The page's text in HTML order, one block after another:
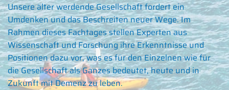
Unsere älter werdende Gesellschaft fordert ein
Umdenken und das Beschreiten neuer Wege. Im
Rahmen dieses Fachtages stellen Experten aus
Wissenschaft und Forschung ihre Erkenntnisse und
Positionen dazu vor, was es für den Einzelnen wie für
die Gesellschaft als Ganzes bedeutet, heute und in
Zukunft mit Demenz zu leben.